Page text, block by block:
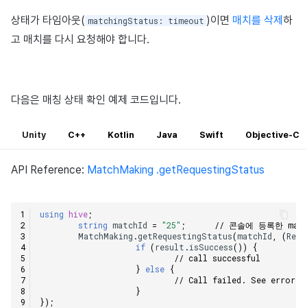
상태가 타임아웃( matchingStatus: timeout )이면 매치를 삭제하
고 매치를 다시 요청해야 합니다.
다음은 매칭 상태 확인 예제 코드입니다.
Unity C++ Kotlin Java Swift Objective-C
API Reference: MatchMaking .getRequestingStatus
using hive;
string matchId = "25" ;
// 콘솔에 등록한
MatchMaking .getRequestingStatus(matchId (
if (result .isSuccess())
{
// call successful
} else {
// Call failed. See error
}
});